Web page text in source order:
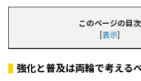
このページの目次
[表示]
強化と普及は両輪で考える